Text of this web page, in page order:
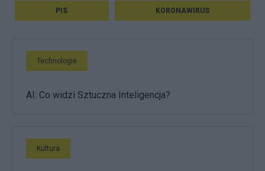
PIS KORONAWIRUS
Technologie
AI: Co widzi Sztuczna Inteligencja?
Kultura